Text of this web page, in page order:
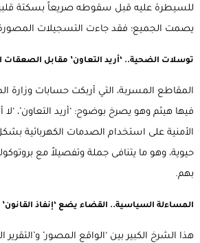
للسيطرة عليه قبل سقوطه صريعاً بسكتة
يصمت الجميع؛ فقد جاءت التسجيلات
توسلات الضحية.. ‘أريد التعاون’ مقابل الصعقات
المقاطع المسربة، التي أربكت حسابات وزارة
فيها هيثم وهو يصرخ بوضوح: ‘أريد التعاون’،
الأمنية على استخدام الصدمات
حيوية، وهو ما يتنافى جملة وتفصيلاً مع
بهم.
المساءلة السياسية.. القضاء يضع ‘إنفاذ
هذا الشرخ الكبير بين ‘الواقع المصور’